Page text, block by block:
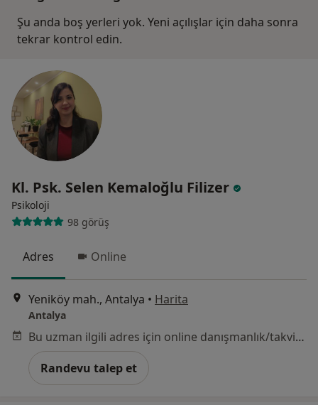
Şu anda boş yerleri yok. Yeni açılışlar için daha sonra
tekrar kontrol edin.
Kl. Psk. Selen Kemaloğlu Filizer
Psikoloji
98 görüş
Adres Online
Yeniköy mah., Antalya • Harita
Antalya
Bu uzman ilgili adres için online danışmanlık/takvim sunmuyor.
Randevu talep et